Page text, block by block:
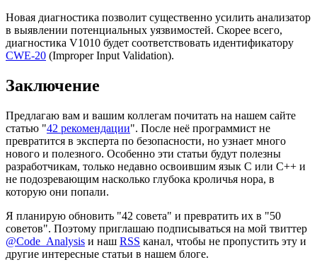
Новая диагностика позволит существенно усилить анализатор
в выявлении потенциальных уязвимостей. Скорее всего,
диагностика V1010 будет соответствовать идентификатору
CWE-20 (Improper Input Validation).
Заключение
Предлагаю вам и вашим коллегам почитать на нашем сайте
статью "42 рекомендации". После неё программист не
превратится в эксперта по безопасности, но узнает много
нового и полезного. Особенно эти статьи будут полезны
разработчикам, только недавно освоившим язык C или C++ и
не подозревающим насколько глубока кроличья нора, в
которую они попали.
Я планирую обновить "42 совета" и превратить их в "50
советов". Поэтому приглашаю подписываться на мой твиттер
@Code_Analysis и наш RSS канал, чтобы не пропустить эту и
другие интересные статьи в нашем блоге.